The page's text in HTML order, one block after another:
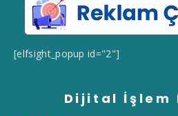
[elfsight_popup id="2"]
Dijital İşlem